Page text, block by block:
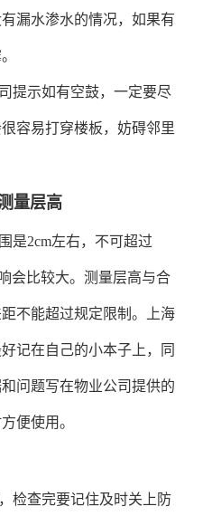
漏水渗水的情况，如果有
提示如有空鼓，一定要尽
容易打穿楼板，妨碍邻里
量层高
是2cm左右，不可超过
会比较大。测量层高与合
不能超过规定限制。 上海
记在自己的小本子上，同
问题写在物业公司提供的
便使用。
检查完要记住及时关上防